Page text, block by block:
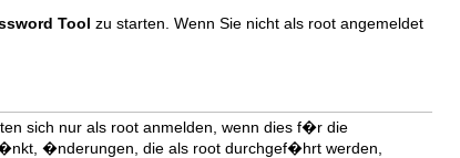
Tool zu starten. Wenn Sie nicht als root angemeldet
sich nur als root anmelden, wenn dies f�r die
�nderungen, die als root durchgef�hrt werden,